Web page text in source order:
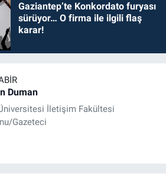
Gaziantep’te Konkordato furyası
sürüyor… O firma ile ilgili flaş
karar!
Duman
İletişim Fakültesi
Gazeteci